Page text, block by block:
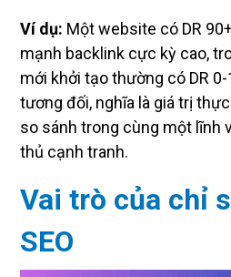
Ví dụ: Một website có DR
mạnh backlink cực kỳ cao,
mới khởi tạo thường có DR
tương đối, nghĩa là giá trị
so sánh trong cùng một lĩnh
thủ cạnh tranh.
Vai trò của chỉ
SEO